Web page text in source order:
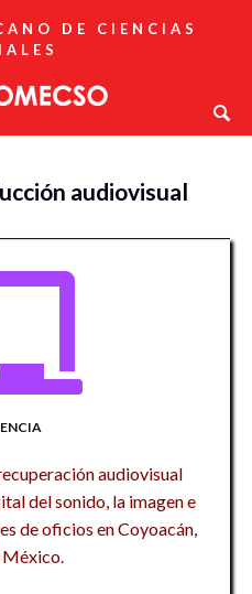
DE CIENCIAS
audiovisual
audiovisual
del sonido, la imagen e
de oficios en Coyoacán,
México.